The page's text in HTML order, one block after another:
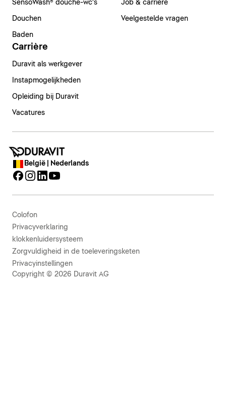
SensoWash® douche-wc's
Douchen
Baden
Job & carrière
Veelgestelde vragen
Carrière
Duravit als werkgever
Instapmogelijkheden
Opleiding bij Duravit
Vacatures
België | Nederlands
Colofon
Privacyverklaring
klokkenluidersysteem
Zorgvuldigheid in de toeleveringsketen
Privacyinstellingen
Copyright © 2026 Duravit AG